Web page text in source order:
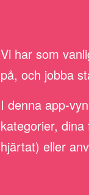
Vi har som
på, och jobba
I denna app-
kategorier,
hjärtat) eller